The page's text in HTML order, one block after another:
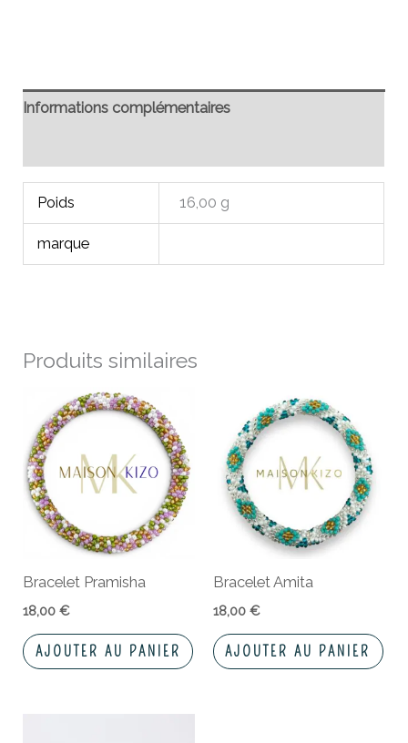
Informations complémentaires
Poids 16,00 g
marque
Produits similaires
Bracelet Pramisha
18,00€
AJOUTER AU PANIER
Bracelet Amita
18,00 €
AJOUTER AU PANIER